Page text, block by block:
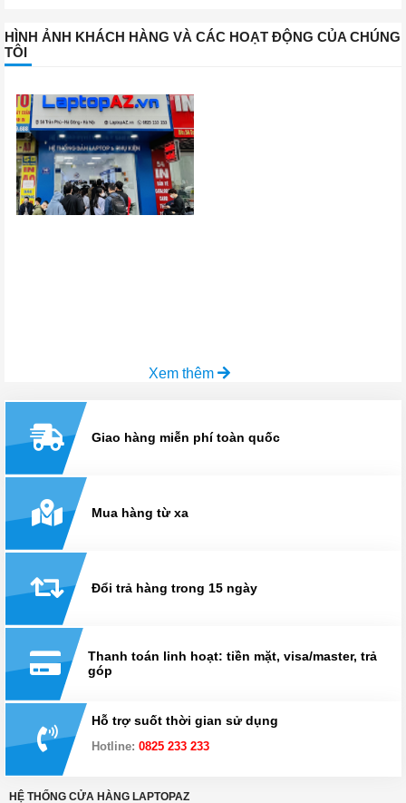
HÌNH ẢNH KHÁCH HÀNG VÀ CÁC HOẠT ĐỘNG CỦA CHÚNG
TÔI
Thanh toán linh hoạt: tiền mặt, visa/master, trả